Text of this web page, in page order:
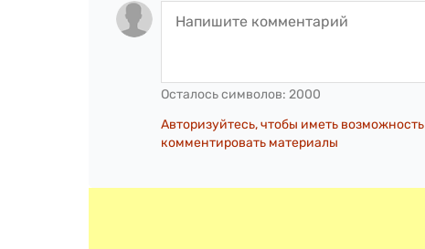
Осталось символов: 2000
Авторизуйтесь, чтобы иметь возможность
комментировать материалы